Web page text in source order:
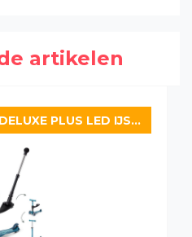
artikelen
MINI MICRO STEP 3IN1 DELUXE PLUS LED IJSBLAUW